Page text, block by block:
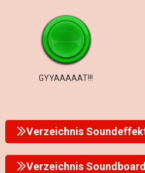
GYYAAAAAT!!!
Verzeichnis
Verzeichnis